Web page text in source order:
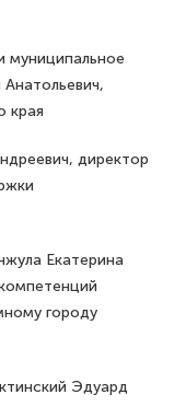
муниципальное
края
директор
Екатерина
городу
Эдуард